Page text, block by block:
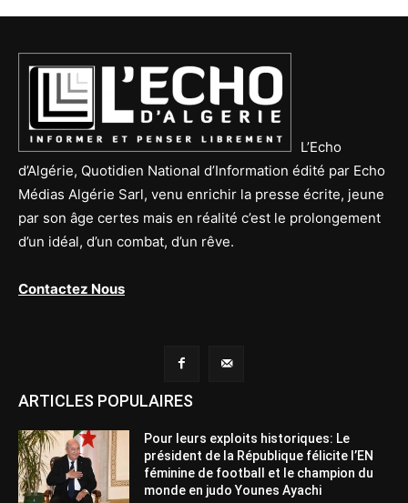
L’Echo
d’Algérie, Quotidien National d’Information édité par Echo
Médias Algérie Sarl, venu enrichir la presse écrite, jeune
par son âge certes mais en réalité c’est le prolongement
d’un idéal, d’un combat, d’un rêve.
Contactez Nous
ARTICLES POPULAIRES
Pour leurs exploits historiques: Le
président de la République félicite l’EN
féminine de football et le champion du
monde en judo Younes Ayachi